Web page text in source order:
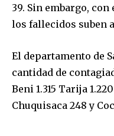
or click the subscribe
your privacy and won't
safe with us.
39. Sin embargo,
los fallecidos suben a
El departamento de
cantidad de
Beni 1.315 Tarija
Chuquisaca 248 y